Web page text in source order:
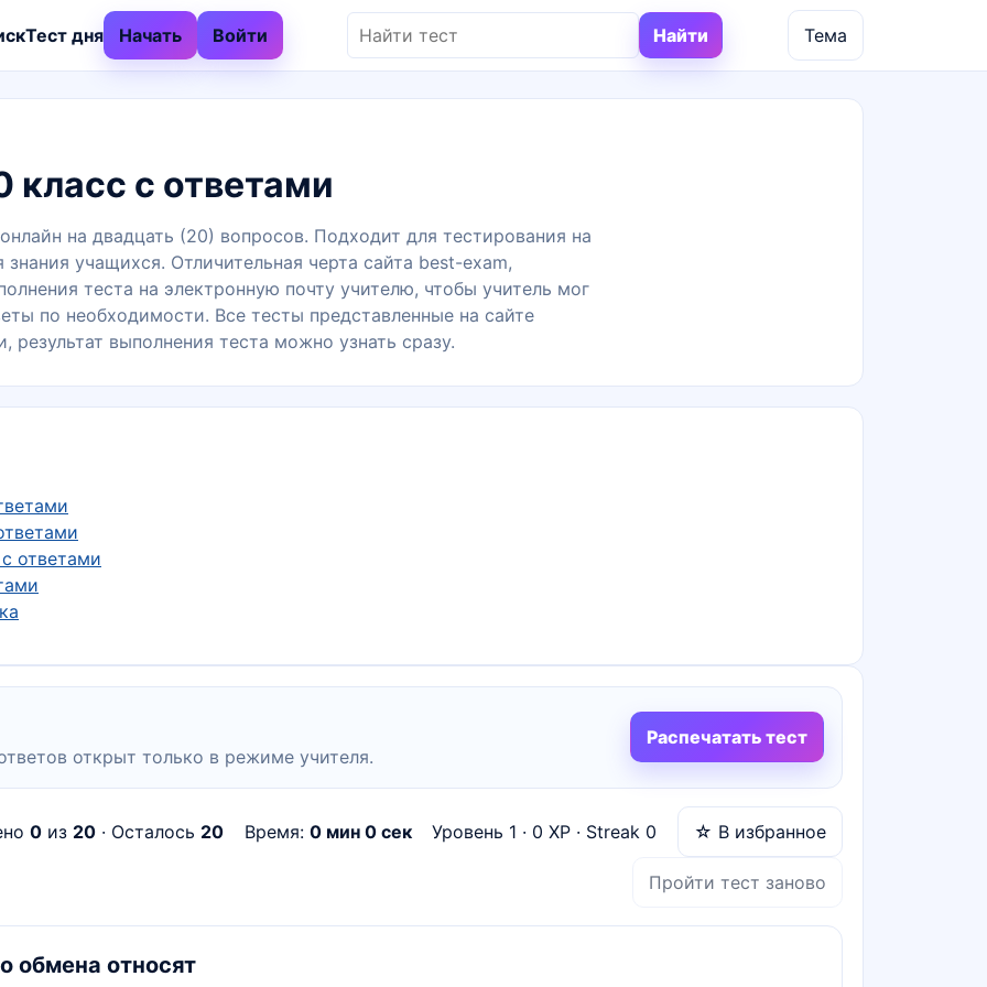
Тест дня Начать Войти Найти Тема
класс с ответами
на двадцать (20) вопросов. Подходит для тестирования на
учащихся. Отличительная черта сайта best-exam,
теста на электронную почту учителю, чтобы учитель мог
по необходимости. Все тесты представленные на сайте
результат выполнения теста можно узнать сразу.
ответами
открыт только в режиме учителя.
Распечатать тест
0из 20· Осталось 20 Время: 0 мин 0 сек Уровень 1 · 0 XP · Streak 0 ☆ В избранное
Пройти тест заново
обмена относят